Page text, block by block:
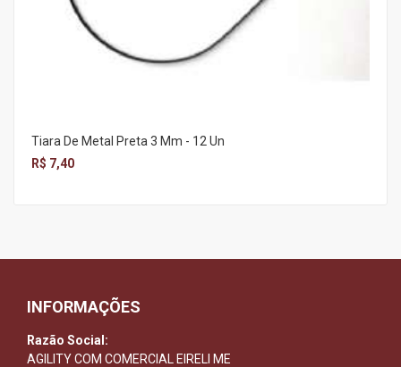
Tiara De Metal Preta 3 Mm - 12 Un
R$ 7,40
INFORMAÇÕES
Razão Social:
AGILITY COM COMERCIAL EIRELI ME